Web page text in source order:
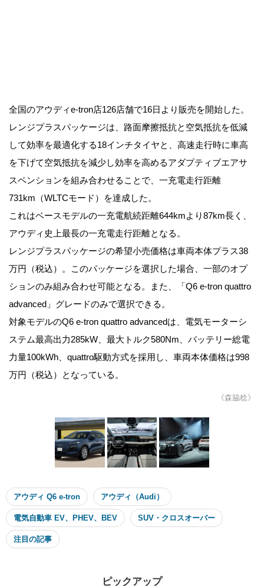
全国のアウディe-tron店126店舗で16日より販売を開始した。
レンジプラスパッケージは、路面摩擦抵抗と空気抵抗を低減
して効率を最適化する18インチタイヤと、高速走行時に車高
を下げて空気抵抗を減少し効率を高めるアダプティブエアサ
スペンションを組み合わせることで、一充電走行距離
731km（WLTCモード）を達成した。
これはベースモデルの一充電航続距離644kmより87km長く、
アウディ史上最長の一充電走行距離となる。
レンジプラスパッケージの希望小売価格は車両本体プラス38
万円（税込）。このパッケージを選択した場合、一部のオプ
ションのみ組み合わせ可能となる。また、「Q6 e-tron quattro
advanced」グレードのみで選択できる。
対象モデルのQ6 e-tron quattro advancedは、電気モーターシ
ステム最高出力285kW、最大トルク580Nm、バッテリー総電
力量100kWh、quattro駆動方式を採用し、車両本体価格は998
万円（税込）となっている。
《森脇稔》
アウディ Q6 e-tron アウディ（Audi）
電気自動車 EV、PHEV、BEV SUV・クロスオーバー
注目の記事
ピックアップ